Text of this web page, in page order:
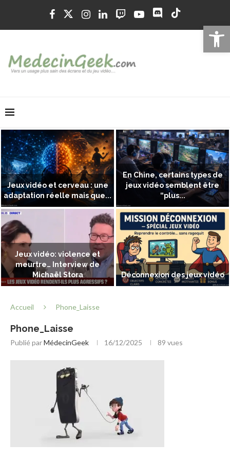
Ouvrir
Jeux vidéo et cerveau : une
adaptation réelle mais que...
En Chine, certains types de
jeux vidéo semblent être
“plus...
Jeux vidéo: violence et
meurtre… Interview de
Michaël Stora
Déconnexion des jeux vidéo
Accueil Phone_Laisse
Phone_Laisse
Publié parMédecinGeek 16/12/2025 89 vues